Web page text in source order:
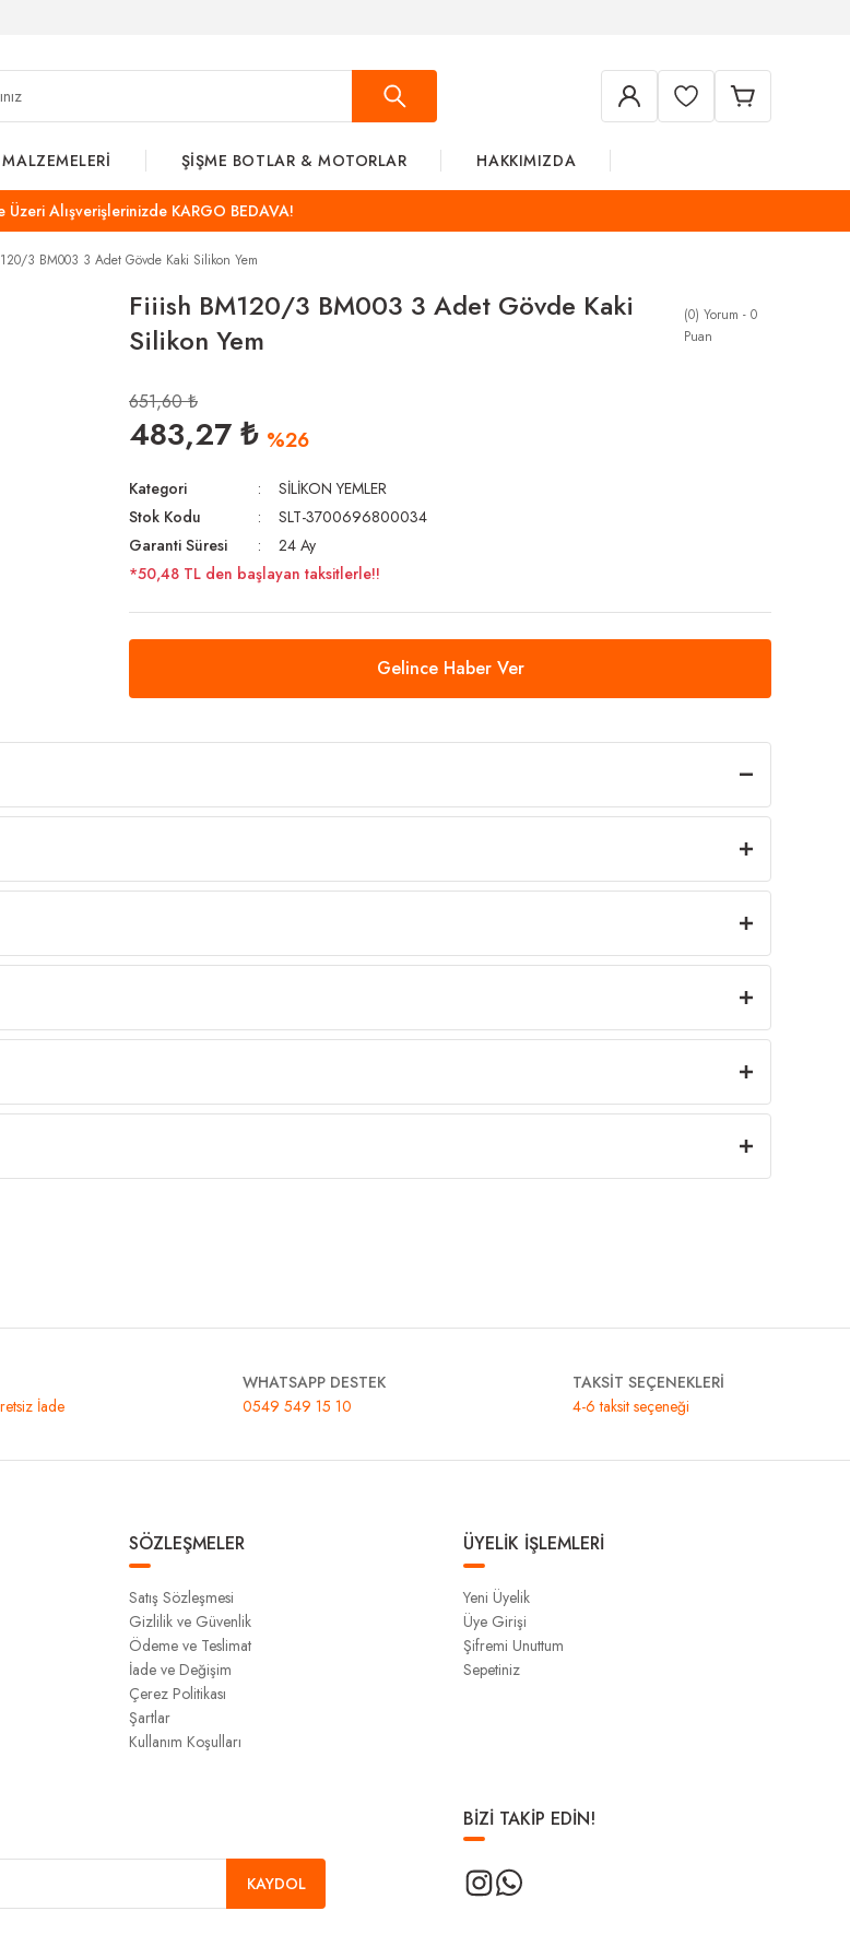
ŞİŞME BOTLAR & MOTORLAR HAKKIMIZDA
Alışverişlerinizde KARGO BEDAVA!
3 BM003 3 Adet Gövde Kaki Silikon Yem
Fiiish BM120/3 BM003 3 Adet Gövde Kaki
Silikon Yem
(0) Yorum - 0
Puan
651,60 ₺
483,27 ₺ %26
Kategori
SİLİKON YEMLER
Stok Kodu
SLT-3700696800034
Garanti Süresi
24 Ay
*50,48 TL den başlayan taksitlerle!!
Gelince Haber Ver
İade
WHATSAPP DESTEK
0549 549 15 10
TAKSİT SEÇENEKLERİ
4-6 taksit seçeneği
SÖZLEŞMELER
Satış Sözleşmesi
Gizlilik ve Güvenlik
Ödeme ve Teslimat
İade ve Değişim
Çerez Politikası
Şartlar
Kullanım Koşulları
ÜYELİK İŞLEMLERİ
Yeni Üyelik
Üye Girişi
Şifremi Unuttum
Sepetiniz
KAYDOL
BİZİ TAKİP EDİN!